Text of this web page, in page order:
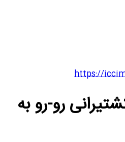
https://
رو-رو به